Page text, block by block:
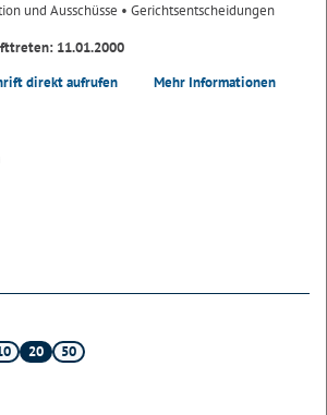
und Ausschüsse • Gerichtsentscheidungen
11.01.2000
direkt aufrufen Mehr Informationen
20 50